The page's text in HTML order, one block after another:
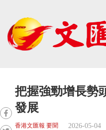
把握強勁增長勢
發展
香港文匯報 要聞 2026-05-04